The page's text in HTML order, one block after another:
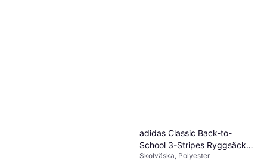
adidas Classic Back-to-
School 3-Stripes Ryggsäck -
Dark Blue/White
Skolväska, Polyester